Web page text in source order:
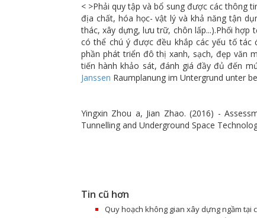
< >Phải quy tập và bổ sung được các thông
địa chất, hóa học- vật lý và khả năng tận
thác, xây dựng, lưu trữ, chôn lấp...).Phối hợp
có thể chú ý được đều khắp các yếu tố tác
phần phát triển đô thị xanh, sạch, đẹp văn
tiến hành khảo sát, đánh giá đầy đủ đến
Janssen Raumplanung im Untergrund unter
Yingxin Zhou a, Jian Zhao. (2016) -
Tunnelling and Underground Space
Tin cũ hơn
Quy hoạch không gian xây dựng ngầm tại